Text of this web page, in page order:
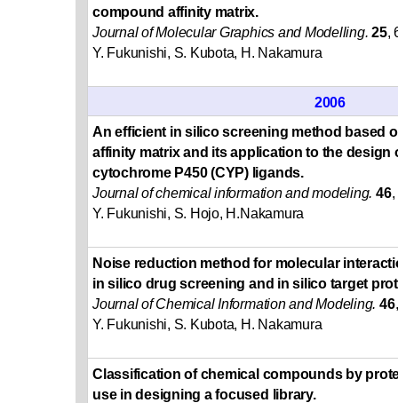
compound affinity matrix.
Journal of Molecular Graphics and Modelling. 25,
Y. Fukunishi, S. Kubota, H. Nakamura
2006
An efficient in silico screening method based
affinity matrix and its application to the design
cytochrome P450 (CYP) ligands.
Journal of chemical information and modeling. 46,
Y. Fukunishi, S. Hojo, H.Nakamura
Noise reduction method for molecular
in silico drug screening and in silico target
Journal of Chemical Information and Modeling. 46
Y. Fukunishi, S. Kubota, H. Nakamura
Classification of chemical compounds by
use in designing a focused library.